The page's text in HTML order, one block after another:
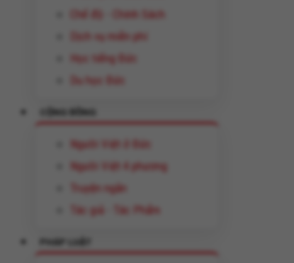
Chế độ - Chính Sách
Dịch vụ miễn phí
Học tiếng Đức
Du học Đức
CỘNG ĐỒNG
Người Việt ở Đức
Người Việt 4 phương
Truyện ngắn
Tác giả - Tác Phẩm